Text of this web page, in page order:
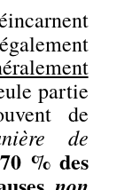
partie
de
de
70 % des